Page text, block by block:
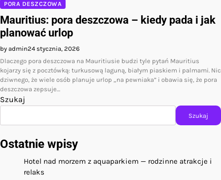
PORA DESZCZOWA
Mauritius: pora deszczowa – kiedy pada i jak
planować urlop
by admin24 stycznia, 2026
Dlaczego pora deszczowa na Mauritiusie budzi tyle pytań Mauritius
kojarzy się z pocztówką: turkusową laguną, białym piaskiem i palmami. Nic
dziwnego, że wiele osób planuje urlop „na pewniaka” i obawia się, że pora
deszczowa zepsuje…
Szukaj
Szukaj
Ostatnie wpisy
Hotel nad morzem z aquaparkiem — rodzinne atrakcje i
relaks